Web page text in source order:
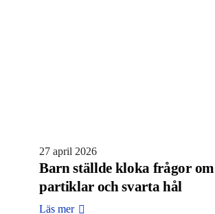
27 april 2026
Barn ställde kloka frågor om
partiklar och svarta hål
Läs mer